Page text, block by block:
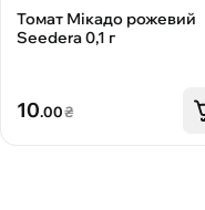
Томат Мікадо рожевий
Seedera 0,1 г
10.00₴